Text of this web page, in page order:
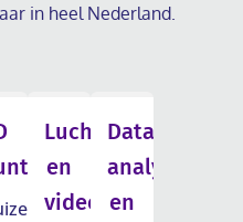
in heel Nederland.
Luchtfotografie
en
video
Data
analyse
en